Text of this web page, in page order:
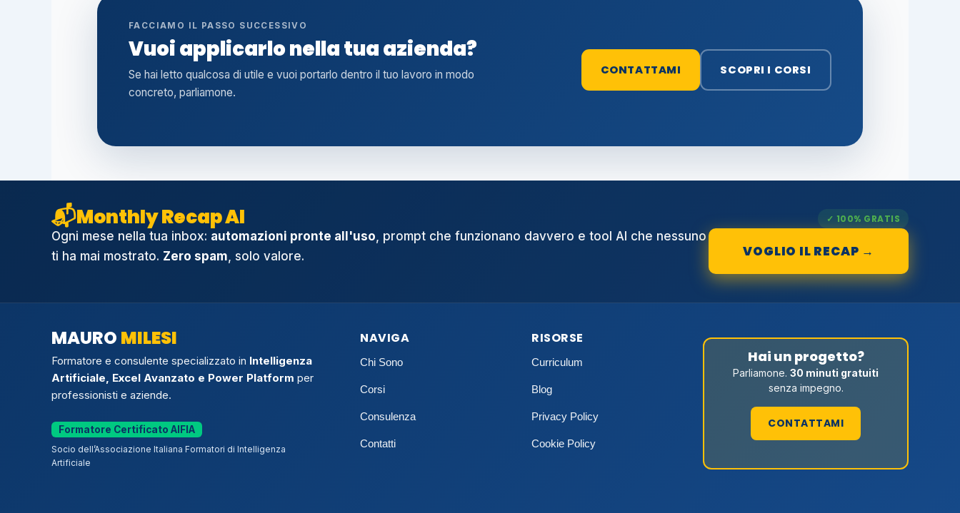
FACCIAMO IL PASSO SUCCESSIVO
Vuoi applicarlo nella tua azienda?
Se hai letto qualcosa di utile e vuoi portarlo dentro il tuo lavoro in modo
concreto, parliamone.
CONTATTAMI SCOPRI I CORSI
📬Monthly Recap AI
Ogni mese nella tua inbox: automazioni pronte all'uso, prompt che funzionano davvero e tool AI che nessuno
ti ha mai mostrato. Zero spam, solo valore.
✓ 100% GRATIS
VOGLIO IL RECAP →
MAURO MILESI
Formatore e consulente specializzato in Intelligenza
Artificiale, Excel Avanzato e Power Platform per
professionisti e aziende.
Formatore Certificato AIFIA
Socio dell’Associazione Italiana Formatori di Intelligenza
Artificiale
NAVIGA
Chi Sono
Corsi
Consulenza
Contatti
RISORSE
Curriculum
Blog
Privacy Policy
Cookie Policy
Hai un progetto?
Parliamone. 30 minuti gratuiti
senza impegno.
CONTATTAMI